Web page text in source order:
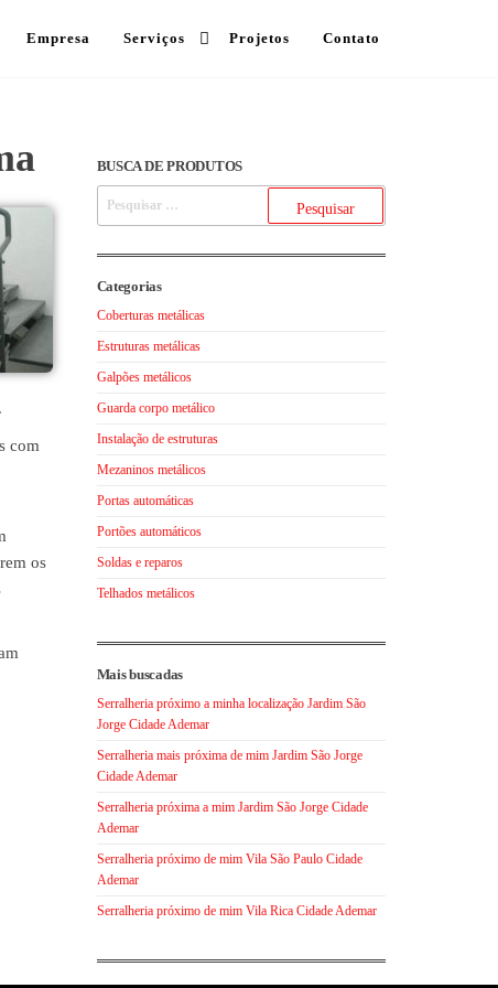
Empresa Serviços Projetos Contato
com
os
BUSCA DE PRODUTOS
Categorias
Coberturas metálicas
Estruturas metálicas
Galpões metálicos
Guarda corpo metálico
Instalação de estruturas
Mezaninos metálicos
Portas automáticas
Portões automáticos
Soldas e reparos
Telhados metálicos
Mais buscadas
Serralheria próximo a minha localização Jardim São
Jorge Cidade Ademar
Serralheria mais próxima de mim Jardim São Jorge
Cidade Ademar
Serralheria próxima a mim Jardim São Jorge Cidade
Ademar
Serralheria próximo de mim Vila São Paulo Cidade
Ademar
Serralheria próximo de mim Vila Rica Cidade Ademar